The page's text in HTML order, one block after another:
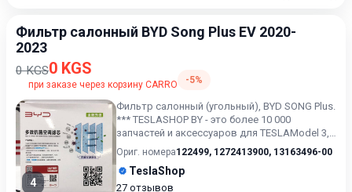
Фильтр салонный BYD Song Plus EV 2020-
2023
0 KGS0 KGS
при заказе через корзину CARRO -5%
4
Фильтр салонный (угольный), BYD SONG Plus.
*** TESLASHOP BY - это более 10 000
запчастей и аксессуаров для TESLAModel 3,
Model X, Model S, M...
Ориг. номера122499, 1272413900, 13163496-00
TeslaShop
27 отзывов